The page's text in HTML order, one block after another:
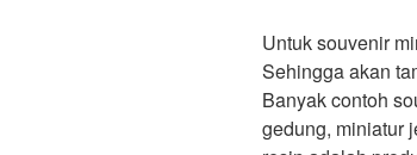
Untuk souvenir
Sehingga akan
Banyak contoh
gedung, miniatur